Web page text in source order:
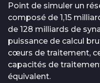
Point de simuler un
composé de 1,15
de 128 milliards de
puissance de calcul
cœurs de traitement,
capacités de
équivalent.